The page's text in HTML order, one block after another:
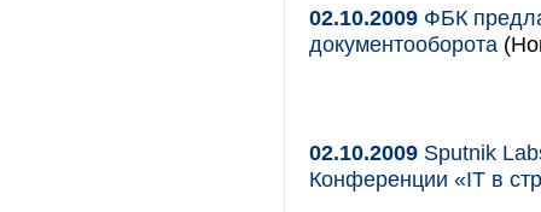
02.10.2009 ФБК
документооборота
02.10.2009 Sputnik
Конференции «IT в